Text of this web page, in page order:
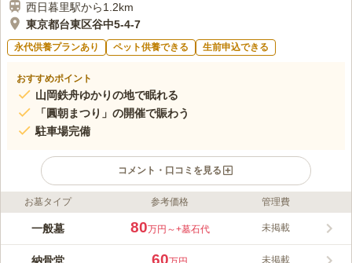
西日暮里駅から1.2km
東京都台東区谷中5-4-7
永代供養プランあり ペット供養できる 生前申込できる
おすすめポイント
山岡鉄舟ゆかりの地で眠れる
「圓朝まつり」の開催で賑わう
駐車場完備
コメント・口コミを見る
ライフドット編集部のコメント
千代田線「千駄木駅」から徒歩4分、「日暮里駅」「根津駅」か
また、首都高速都心環状線からも行けるので、アクセス抜群の霊
お墓タイプ 参考価格 管理費
一般墓 80万円～+墓石代 未掲載
60 未掲載